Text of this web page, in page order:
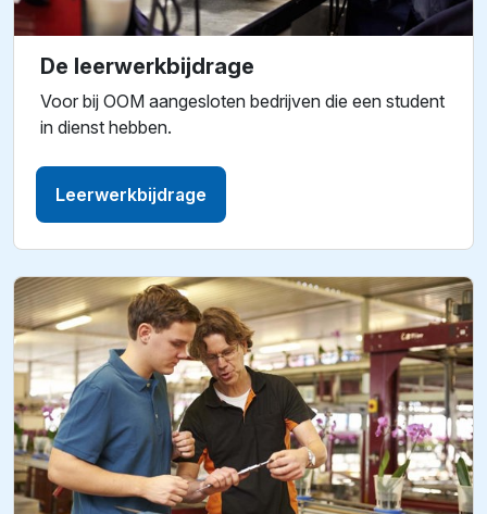
De leerwerkbijdrage
Voor bij OOM aangesloten bedrijven die een student
in dienst hebben.
Leerwerkbijdrage